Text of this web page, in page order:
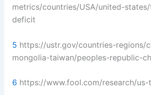
metrics/countries/USA/united-
deficit
5 https://ustr.gov/countries-regions/
mongolia-taiwan/peoples-republic-
6 https://www.fool.com/research/